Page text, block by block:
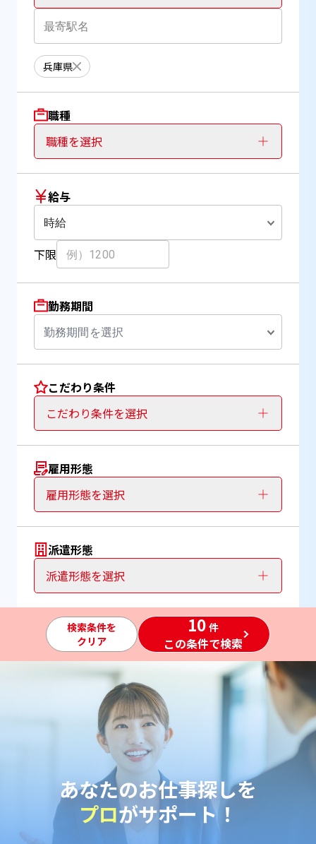
兵庫県
職種
職種を選択
給与
時給
下限
勤務期間
勤務期間を選択
こだわり条件
こだわり条件を選択
雇用形態
雇用形態を選択
派遣形態
派遣形態を選択
検索条件を
クリア
10 件
この条件で検索
あなたのお仕事探しを
プロがサポート！